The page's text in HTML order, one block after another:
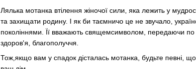
Лялька мотанка втілення жіночої сили, яка лежить у
та захищати родину. І як би таємничо це не звучало,
поколіннями. Її вважають свящемсимволом, передаючи по
здоров'я, благополуччя.
Тож,якщо вам у спадок дісталась мотанка, будьте певні, що